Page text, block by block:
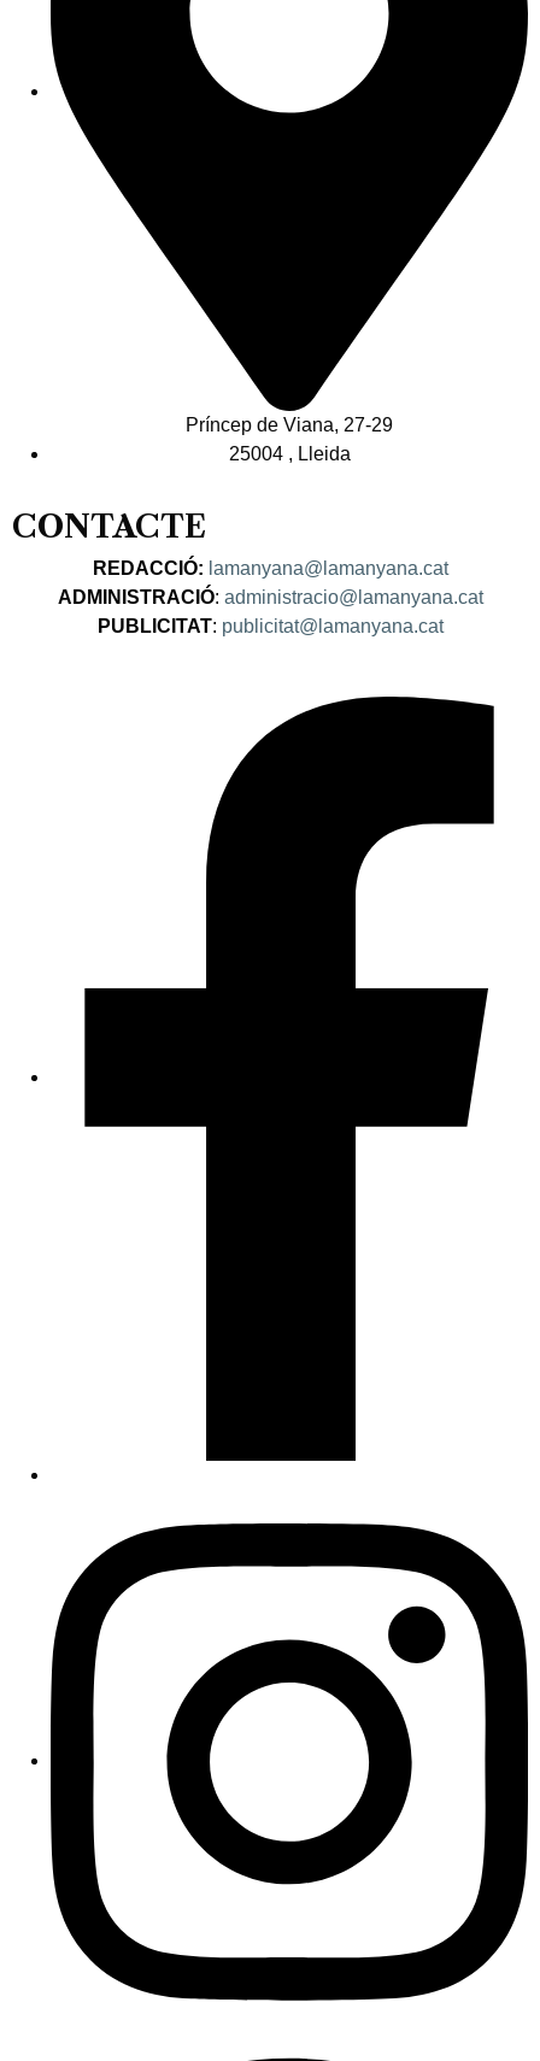
Príncep de Viana, 27-29
25004 , Lleida
CONTACTE
REDACCIÓ: lamanyana@lamanyana.cat
ADMINISTRACIÓ: administracio@lamanyana.cat
PUBLICITAT: publicitat@lamanyana.cat